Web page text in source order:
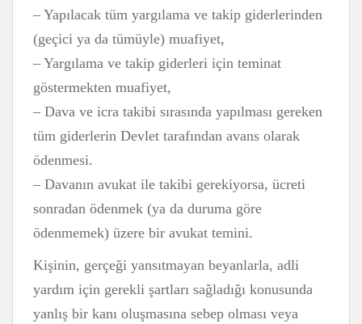
– Yapılacak tüm yargılama ve takip giderlerinden
(geçici ya da tümüyle) muafiyet,
– Yargılama ve takip giderleri için teminat
göstermekten muafiyet,
– Dava ve icra takibi sırasında yapılması gereken
tüm giderlerin Devlet tarafından avans olarak
ödenmesi.
– Davanın avukat ile takibi gerekiyorsa, ücreti
sonradan ödenmek (ya da duruma göre
ödenmemek) üzere bir avukat temini.
Kişinin, gerçeği yansıtmayan beyanlarla, adli
yardım için gerekli şartları sağladığı konusunda
yanlış bir kanı oluşmasına sebep olması veya